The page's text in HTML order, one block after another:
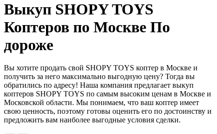
Выкуп SHOPY TOYS
Коптеров по Москве По
дороже
Вы хотите продать свой SHOPY TOYS коптер в Москве и
получить за него максимально выгодную цену? Тогда вы
обратились по адресу! Наша компания предлагает выкуп
коптеров SHOPY TOYS по самым высоким ценам в Москве и
Московской области. Мы понимаем, что ваш коптер имеет
свою ценность, поэтому готовы оценить его по достоинству и
предложить вам наиболее выгодные условия сделки.